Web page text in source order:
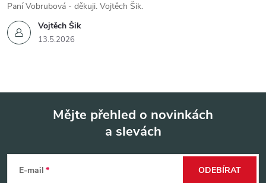
Vojtěch Šik
13.5.2026
Paní Vobrubová - děkuji. Vojtěch Šik.
Mějte přehled o novinkách
a slevách
E-mail ODEBÍRAT